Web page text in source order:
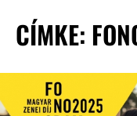
CÍMKE: